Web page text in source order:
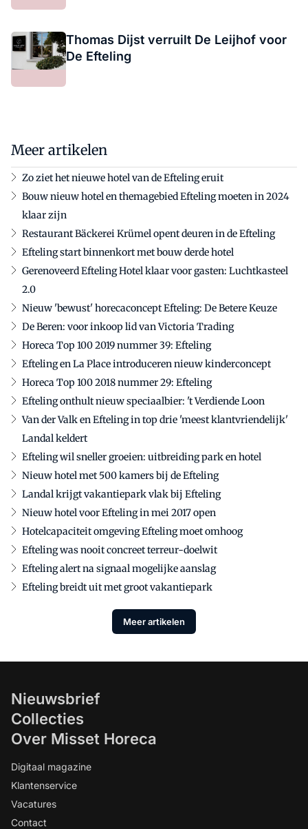
Thomas Dijst verruilt De Leijhof voor
De Efteling
Meer artikelen
Zo ziet het nieuwe hotel van de Efteling eruit
Bouw nieuw hotel en themagebied Efteling moeten in 2024
klaar zijn
Restaurant Bäckerei Krümel opent deuren in de Efteling
Efteling start binnenkort met bouw derde hotel
Gerenoveerd Efteling Hotel klaar voor gasten: Luchtkasteel
2.0
Nieuw 'bewust' horecaconcept Efteling: De Betere Keuze
De Beren: voor inkoop lid van Victoria Trading
Horeca Top 100 2019 nummer 39: Efteling
Efteling en La Place introduceren nieuw kinderconcept
Horeca Top 100 2018 nummer 29: Efteling
Efteling onthult nieuw speciaalbier: 't Verdiende Loon
Van der Valk en Efteling in top drie 'meest klantvriendelijk'
Landal keldert
Efteling wil sneller groeien: uitbreiding park en hotel
Nieuw hotel met 500 kamers bij de Efteling
Landal krijgt vakantiepark vlak bij Efteling
Nieuw hotel voor Efteling in mei 2017 open
Hotelcapaciteit omgeving Efteling moet omhoog
Efteling was nooit concreet terreur-doelwit
Efteling alert na signaal mogelijke aanslag
Efteling breidt uit met groot vakantiepark
Meer artikelen
Nieuwsbrief
Collecties
Over Misset Horeca
Digitaal magazine
Klantenservice
Vacatures
Contact